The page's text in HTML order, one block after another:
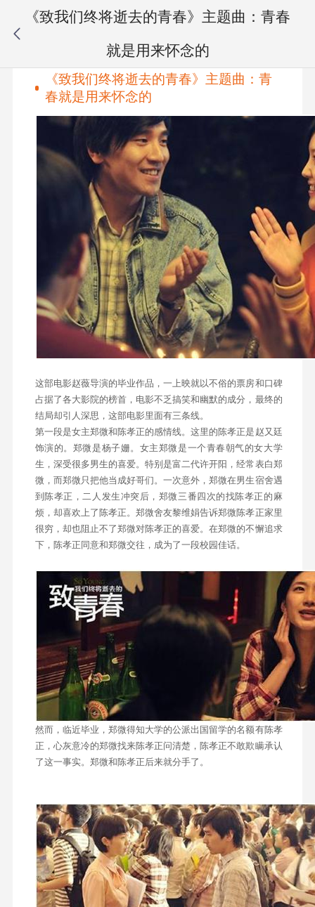
《致我们终将逝去的青春》主题曲：青春
就是用来怀念的
《致我们终将逝去的青春》主题曲：青
春就是用来怀念的
这部电影赵薇导演的毕业作品，一上映就以不俗的票房和口碑
占据了各大影院的榜首，电影不乏搞笑和幽默的成分，最终的
结局却引人深思，这部电影里面有三条线。
第一段是女主郑微和陈孝正的感情线。这里的陈孝正是赵又廷
饰演的。郑微是杨子姗。女主郑微是一个青春朝气的女大学
生，深受很多男生的喜爱。特别是富二代许开阳，经常表白郑
微，而郑微只把他当成好哥们。一次意外，郑微在男生宿舍遇
到陈孝正，二人发生冲突后，郑微三番四次的找陈孝正的麻
烦，却喜欢上了陈孝正。郑微舍友黎维娟告诉郑微陈孝正家里
很穷，却也阻止不了郑微对陈孝正的喜爱。在郑微的不懈追求
下，陈孝正同意和郑微交往，成为了一段校园佳话。
然而，临近毕业，郑微得知大学的公派出国留学的名额有陈孝
正，心灰意冷的郑微找来陈孝正问清楚，陈孝正不敢欺瞒承认
了这一事实。郑微和陈孝正后来就分手了。